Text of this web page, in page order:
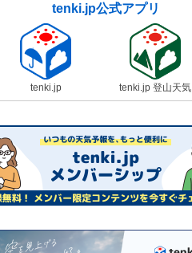
tenki.jp公式アプリ
tenki.jp tenki.jp 登山天気